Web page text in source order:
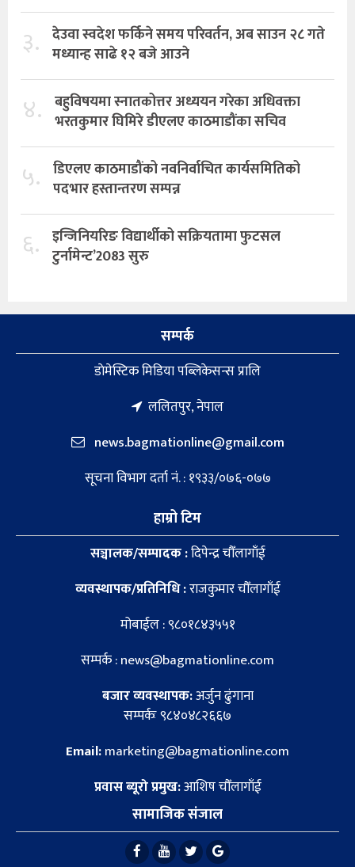
३. देउवा स्वदेश फर्किने समय परिवर्तन, अब साउन २८ गते
मध्यान्ह साढे १२ बजे आउने
४. बहुविषयमा स्नातकोत्तर अध्ययन गरेका अधिवक्ता
भरतकुमार घिमिरे डीएलए काठमाडौंका सचिव
५. डिएलए काठमाडौंको नवनिर्वाचित कार्यसमितिको
पदभार हस्तान्तरण सम्पन्न
६. इन्जिनियरिङ विद्यार्थीको सक्रियतामा फुटसल
टुर्नामेन्ट’2083 सुरु
सम्पर्क
डाेमेस्टिक मिडिया पब्लिकेसन्स प्रालि
ललितपुर, नेपाल
news.bagmationline@gmail.com
सूचना विभाग दर्ता नं. : १९३३/०७६-०७७
हाम्रो टिम
सञ्चालक/सम्पादक :दिपेन्द्र चौँलागाँई
व्यवस्थापक/प्रतिनिधि :राजकुमार चौँलागाँई
मोबाईल : ९८०१८४३५५१
सम्पर्क : news@bagmationline.com
बजार व्यवस्थापक:अर्जुन ढुंगाना
सम्पर्कः ९८४०४८२६६७
Email:marketing@bagmationline.com
प्रवास ब्यूरो प्रमुख:आशिष चौँलागाँई
सामाजिक संजाल